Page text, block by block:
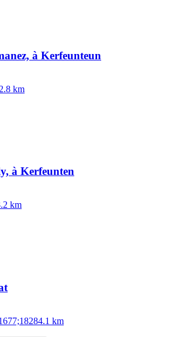
à Kerfeunteun
2.8 km
à Kerfeunten
km
4.1 km